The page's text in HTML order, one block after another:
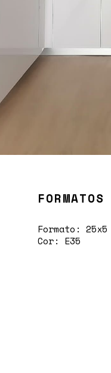
Formato: 25x5
Cor: E35